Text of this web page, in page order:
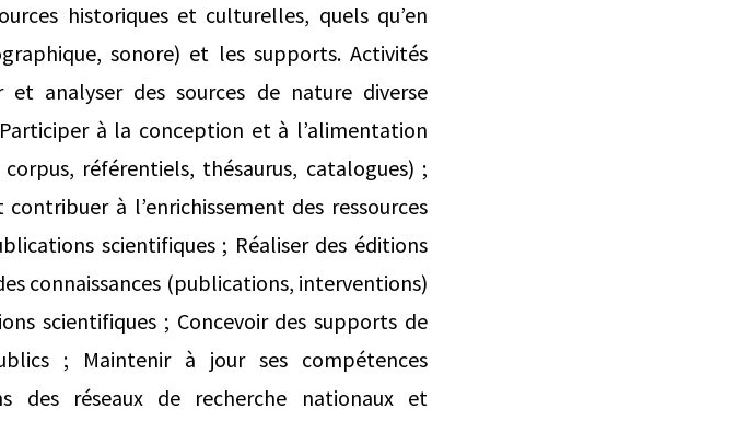
historiques et culturelles, quels qu’en
sonore) et les supports. Activités
et analyser des sources de nature diverse
à la conception et à l’alimentation
référentiels, thésaurus, catalogues) ;
à l’enrichissement des ressources
scientifiques ; Réaliser des éditions
connaissances (publications, interventions)
scientifiques ; Concevoir des supports de
; Maintenir à jour ses compétences
des réseaux de recherche nationaux et